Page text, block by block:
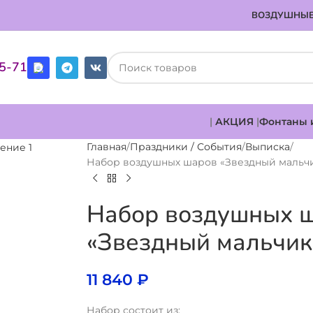
71
| АКЦИЯ |Фонтаны
Главная Праздники / События Выписка
Набор воздушных шаров «Звездный
Набор воздушных
«Звездный
11 840₽
Набор состоит из: